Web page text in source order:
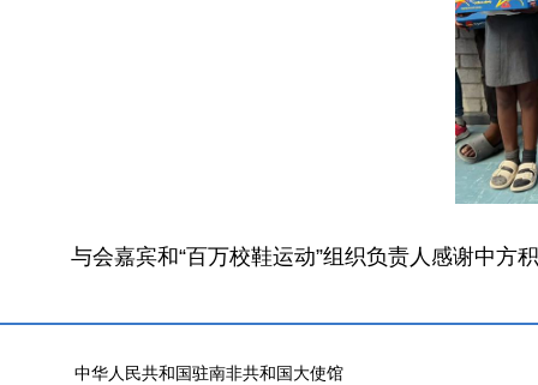
与会嘉宾和“百万校鞋运动”组织负责人感谢中
中华人民共和国驻南非共和国大使馆